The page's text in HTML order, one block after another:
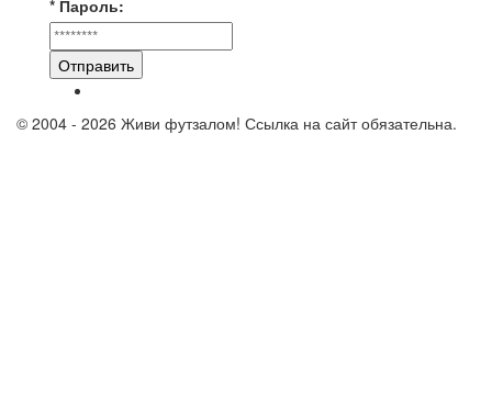
* Пароль:
Отправить
© 2004 - 2026 Живи футзалом! Ссылка на сайт обязательна.